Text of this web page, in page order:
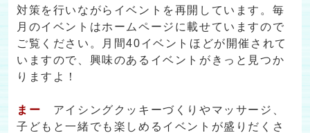
対策を行いながらイベントを再開しています。毎
月のイベントはホームページに載せていますので
ご覧ください。月間40イベントほどが開催されて
いますので、興味のあるイベントがきっと見つか
りますよ！
まー アイシングクッキーづくりやマッサージ、
子どもと一緒でも楽しめるイベントが盛りだくさ